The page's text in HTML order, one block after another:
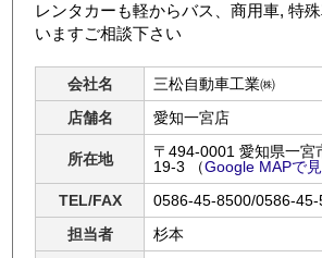
レンタカーも軽からバス、商用車, 特
いますご相談下さい
会社名
三松自動車工業㈱
店舗名
愛知一宮店
所在地
〒494-0001 愛知県一宮
19-3
（Google MAPで
TEL/FAX
0586-45-8500/0586-45-
担当者
杉本